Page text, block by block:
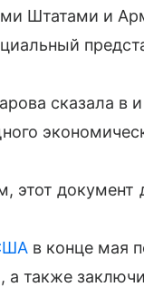
Штатами и
сказала в
этот
в конце мая
а также